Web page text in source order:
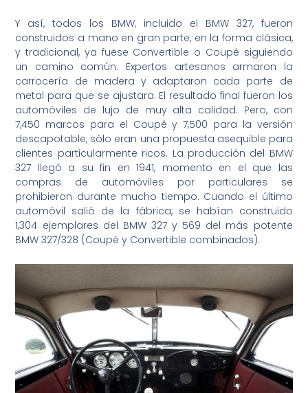
Y así, todos los BMW, incluido el BMW 327, fueron
construidos a mano en gran parte, en la forma clásica,
y tradicional, ya fuese Convertible o Coupé siguiendo
un camino común. Expertos artesanos armaron la
carrocería de madera y adaptaron cada parte de
metal para que se ajustara. El resultado final fueron los
automóviles de lujo de muy alta calidad. Pero, con
7,450 marcos para el Coupé y 7,500 para la versión
descapotable, sólo eran una propuesta asequible para
clientes particularmente ricos. La producción del BMW
327 llegó a su fin en 1941, momento en el que las
compras de automóviles por particulares se
prohibieron durante mucho tiempo. Cuando el último
automóvil salió de la fábrica, se habían construido
1,304 ejemplares del BMW 327 y 569 del más potente
BMW 327/328 (Coupé y Convertible combinados).